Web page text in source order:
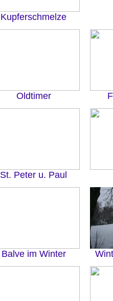
Kupferschmelze
Oldtimer
St. Peter u. Paul
Balve im Winter